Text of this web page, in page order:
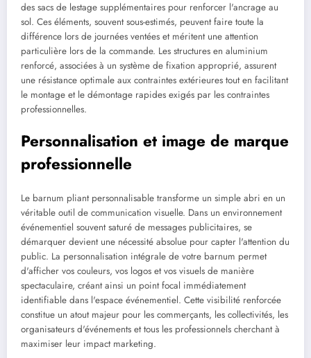
des sacs de lestage supplémentaires pour renforcer l'ancrage au
sol. Ces éléments, souvent sous-estimés, peuvent faire toute la
différence lors de journées ventées et méritent une attention
particulière lors de la commande. Les structures en aluminium
renforcé, associées à un système de fixation approprié, assurent
une résistance optimale aux contraintes extérieures tout en facilitant
le montage et le démontage rapides exigés par les contraintes
professionnelles.
Personnalisation et image de marque
professionnelle
Le barnum pliant personnalisable transforme un simple abri en un
véritable outil de communication visuelle. Dans un environnement
événementiel souvent saturé de messages publicitaires, se
démarquer devient une nécessité absolue pour capter l'attention du
public. La personnalisation intégrale de votre barnum permet
d'afficher vos couleurs, vos logos et vos visuels de manière
spectaculaire, créant ainsi un point focal immédiatement
identifiable dans l'espace événementiel. Cette visibilité renforcée
constitue un atout majeur pour les commerçants, les collectivités, les
organisateurs d'événements et tous les professionnels cherchant à
maximiser leur impact marketing.